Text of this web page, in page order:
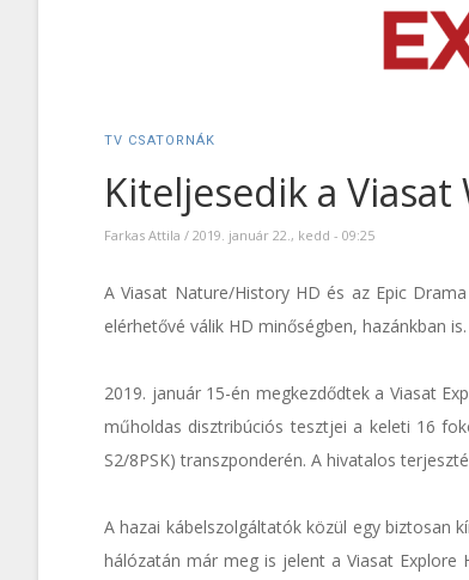
TV CSATORNÁK
Kiteljesedik a
Farkas Attila / 2019. január 22., kedd - 09:25
A Viasat Nature/History HD és az Epic
elérhetővé válik HD minőségben, hazánkban is.
2019. január 15-én megkezdődtek a Viasat
műholdas disztribúciós tesztjei a keleti 16
S2/8PSK) transzponderén. A hivatalos
A hazai kábelszolgáltatók közül egy biztosan
hálózatán már meg is jelent a Viasat Explore